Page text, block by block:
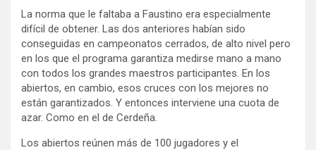
La norma que le faltaba a Faustino era especialmente
difícil de obtener. Las dos anteriores habían sido
conseguidas en campeonatos cerrados, de alto nivel pero
en los que el programa garantiza medirse mano a mano
con todos los grandes maestros participantes. En los
abiertos, en cambio, esos cruces con los mejores no
están garantizados. Y entonces interviene una cuota de
azar. Como en el de Cerdeña.
Los abiertos reúnen más de 100 jugadores y el